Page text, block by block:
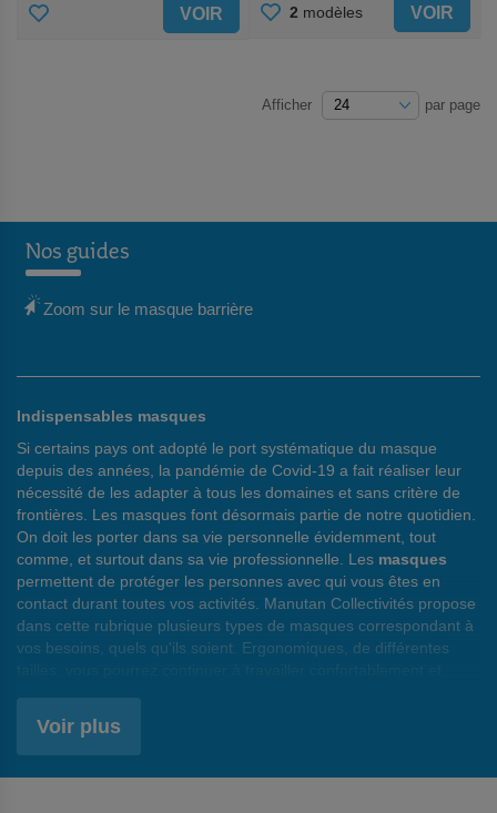
AJOUTER VOIR AJOUTER
FAVORIS
2 modèles VOIR
Afficher par page
Nos guides
Zoom sur le masque barrière
Indispensables masques
Si certains pays ont adopté le port systématique du masque
depuis des années, la pandémie de Covid-19 a fait réaliser leur
nécessité de les adapter à tous les domaines et sans critère de
frontières. Les masques font désormais partie de notre quotidien.
On doit les porter dans sa vie personnelle évidemment, tout
comme, et surtout dans sa vie professionnelle. Les masques
permettent de protéger les personnes avec qui vous êtes en
contact durant toutes vos activités. Manutan Collectivités propose
dans cette rubrique plusieurs types de masques correspondant à
vos besoins, quels qu'ils soient. Ergonomiques, de différentes
Des masques pour tous
Voir plus